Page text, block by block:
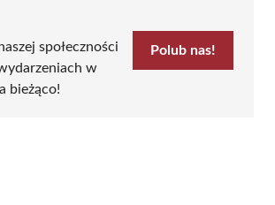
społeczności
w
bieżąco!
Polub nas!